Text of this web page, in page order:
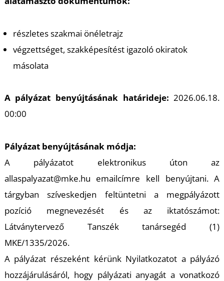
részletes szakmai önéletrajz
végzettséget, szakképesítést igazoló okiratok
másolata
A pályázat benyújtásának határideje: 2026.06.18.
00:00
Pályázat benyújtásának módja:
A pályázatot elektronikus úton az
allaspalyazat@mke.hu emailcímre kell benyújtani. A
tárgyban szíveskedjen feltüntetni a megpályázott
pozíció megnevezését és az iktatószámot:
Látványtervező Tanszék tanársegéd (1)
MKE/1335/2026.
A pályázat részeként kérünk Nyilatkozatot a pályázó
hozzájárulásáról, hogy pályázati anyagát a vonatkozó